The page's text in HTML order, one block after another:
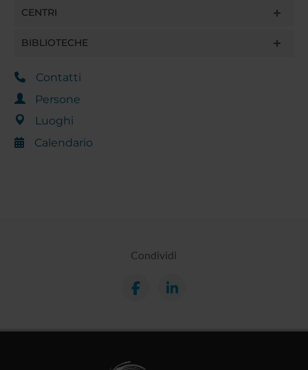
CENTRI
BIBLIOTECHE
Contatti
Persone
Luoghi
Calendario
Condividi